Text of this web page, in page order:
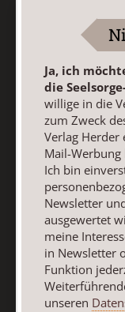
erfasst und
meine Interessen
Newsletter oder
ausschalten.
Weiterführende
E-Mail
Ja, ich
die
willige in die
zum Zweck
Verlag Herder
Mail-
Ich bin
Newsletter
ausgewertet
meine
in Newsletter
Funktion
unseren